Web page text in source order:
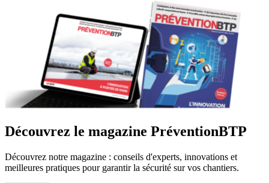
Découvrez le magazine PréventionBTP
Découvrez notre magazine : conseils d'experts, innovations et
meilleures pratiques pour garantir la sécurité sur vos chantiers.